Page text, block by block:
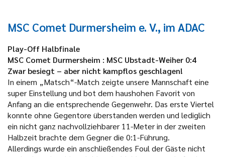
MSC Comet Durmersheim e. V., im ADAC
Play-Off Halbfinale
MSC Comet Durmersheim : MSC Ubstadt-Weiher 0:4
Zwar besiegt – aber nicht kampflos geschlagen!
In einem „Matsch“-Match zeigte unsere Mannschaft eine
super Einstellung und bot dem haushohen Favorit von
Anfang an die entsprechende Gegenwehr. Das erste Viertel
konnte ohne Gegentore überstanden werden und lediglich
ein nicht ganz nachvollziehbarer 11-Meter in der zweiten
Halbzeit brachte dem Gegner die 0:1-Führung.
Allerdings wurde ein anschließendes Foul der Gäste nicht